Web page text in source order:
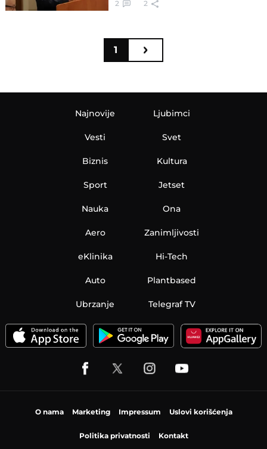
2 2
1
Najnovije
Vesti
Biznis
Sport
Nauka
Aero
Ljubimci
Svet
Kultura
Jetset
Ona
Zanimljivosti
eKlinika Hi-Tech
Auto Plantbased
Ubrzanje Telegraf TV
O nama Marketing Impressum Uslovi korišćenja
Politika privatnosti Kontakt